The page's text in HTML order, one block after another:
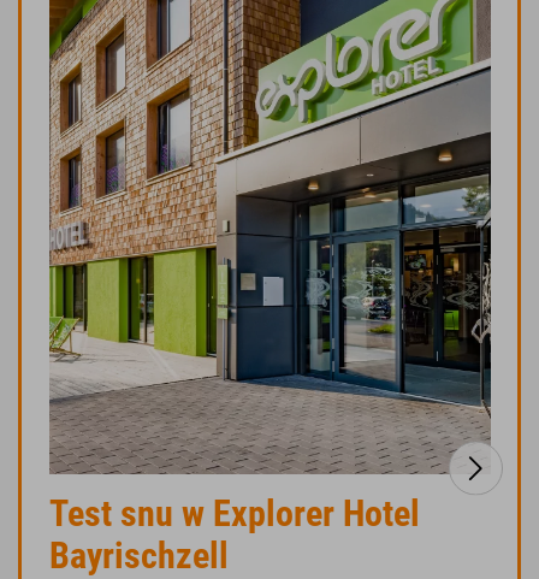
Test snu w Explorer Hotel
Bayrischzell